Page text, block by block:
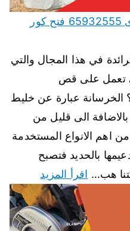
قص رخام وحجر بالليزر سلوى 65932555 فتح كور
في هذا المجال والتي
تعمل على قص
الخرسانة عبارة عن خليط
الى قليل من
اهم الانواع المستخدمة
بالحديد فتصبح
هب… اقرأ المزيد